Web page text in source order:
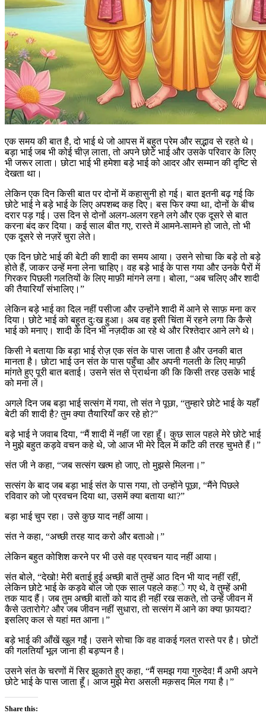
एक समय की बात है, दो भाई थे जो आपस में बहुत प्रेम और सद्भाव से रहते थे।
बड़ा भाई जब भी कोई चीज़ लाता, तो अपने छोटे भाई और उसके परिवार के लिए
भी जरूर लाता। छोटा भाई भी हमेशा बड़े भाई को आदर और सम्मान की दृष्टि से
देखता था।
लेकिन एक दिन किसी बात पर दोनों में कहासुनी हो गई। बात इतनी बढ़ गई कि
छोटे भाई ने बड़े भाई के लिए अपशब्द कह दिए। बस फिर क्या था, दोनों के बीच
दरार पड़ गई। उस दिन से दोनों अलग-अलग रहने लगे और एक दूसरे से बात
करना बंद कर दिया। कई साल बीत गए, रास्ते में आमने-सामने हो जाते, तो भी
एक दूसरे से नज़रें चुरा लेते।
एक दिन छोटे भाई की बेटी की शादी का समय आया। उसने सोचा कि बड़े तो बड़े
होते हैं, जाकर उन्हें मना लेना चाहिए। वह बड़े भाई के पास गया और उनके पैरों में
गिरकर पिछली गलतियों के लिए माफ़ी मांगने लगा। बोला, “अब चलिए और शादी
की तैयारियाँ संभालिए।”
लेकिन बड़े भाई का दिल नहीं पसीजा और उन्होंने शादी में आने से साफ़ मना कर
दिया। छोटे भाई को बहुत दुःख हुआ। अब वह इसी चिंता में रहने लगा कि कैसे
भाई को मनाए। शादी के दिन भी नज़दीक आ रहे थे और रिश्तेदार आने लगे थे।
किसी ने बताया कि बड़ा भाई रोज़ एक संत के पास जाता है और उनकी बात
मानता है। छोटा भाई उन संत के पास पहुँचा और अपनी गलती के लिए माफ़ी
मांगते हुए पूरी बात बताई। उसने संत से प्रार्थना की कि किसी तरह उसके भाई
को मना लें।
अगले दिन जब बड़ा भाई सत्संग में गया, तो संत ने पूछा, “तुम्हारे छोटे भाई के यहाँ
बेटी की शादी है? तुम क्या तैयारियाँ कर रहे हो?”
बड़े भाई ने जवाब दिया, “मैं शादी में नहीं जा रहा हूँ। कुछ साल पहले मेरे छोटे भाई
ने मुझे बहुत कड़वे वचन कहे थे, जो आज भी मेरे दिल में काँटे की तरह चुभते हैं।”
संत जी ने कहा, “जब सत्संग खत्म हो जाए, तो मुझसे मिलना।”
सत्संग के बाद जब बड़ा भाई संत के पास गया, तो उन्होंने पूछा, “मैंने पिछले
रविवार को जो प्रवचन दिया था, उसमें क्या बताया था?”
बड़ा भाई चुप रहा। उसे कुछ याद नहीं आया।
संत ने कहा, “अच्छी तरह याद करो और बताओ।”
लेकिन बहुत कोशिश करने पर भी उसे वह प्रवचन याद नहीं आया।
संत बोले, “देखो! मेरी बताई हुई अच्छी बातें तुम्हें आठ दिन भी याद नहीं रहीं,
लेकिन छोटे भाई के कड़वे बोल जो एक साल पहले कहे गए थे, वे तुम्हें अभी
तक याद हैं। जब तुम अच्छी बातों को याद ही नहीं रख सकते, तो उन्हें जीवन में
कैसे उतारोगे? और जब जीवन नहीं सुधारा, तो सत्संग में आने का क्या फ़ायदा?
इसलिए कल से यहां मत आना।”
बड़े भाई की आँखें खुल गईं। उसने सोचा कि वह वाकई गलत रास्ते पर है। छोटों
की गलतियाँ भूल जाना ही बड़प्पन है।
उसने संत के चरणों में सिर झुकाते हुए कहा, “मैं समझ गया गुरुदेव! मैं अभी अपने
छोटे भाई के पास जाता हूँ। आज मुझे मेरा असली मक़सद मिल गया है।”
Share this: